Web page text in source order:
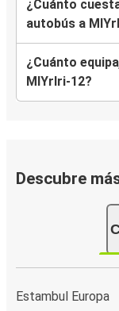
¿Cuánto
autobús a
¿Cuánto
MlYrlri-12?
Descubre
Estambul Europa